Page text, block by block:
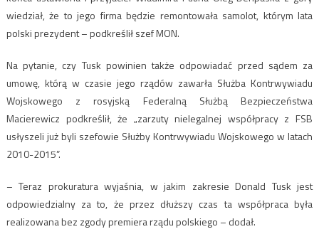
wiedział, że to jego firma będzie remontowała samolot, którym lata
polski prezydent – podkreślił szef MON.
Na pytanie, czy Tusk powinien także odpowiadać przed sądem za
umowę, którą w czasie jego rządów zawarła Służba Kontrwywiadu
Wojskowego z rosyjską Federalną Służbą Bezpieczeństwa
Macierewicz podkreślił, że „zarzuty nielegalnej współpracy z FSB
usłyszeli już byli szefowie Służby Kontrwywiadu Wojskowego w latach
2010-2015”.
– Teraz prokuratura wyjaśnia, w jakim zakresie Donald Tusk jest
odpowiedzialny za to, że przez dłuższy czas ta współpraca była
realizowana bez zgody premiera rządu polskiego – dodał.